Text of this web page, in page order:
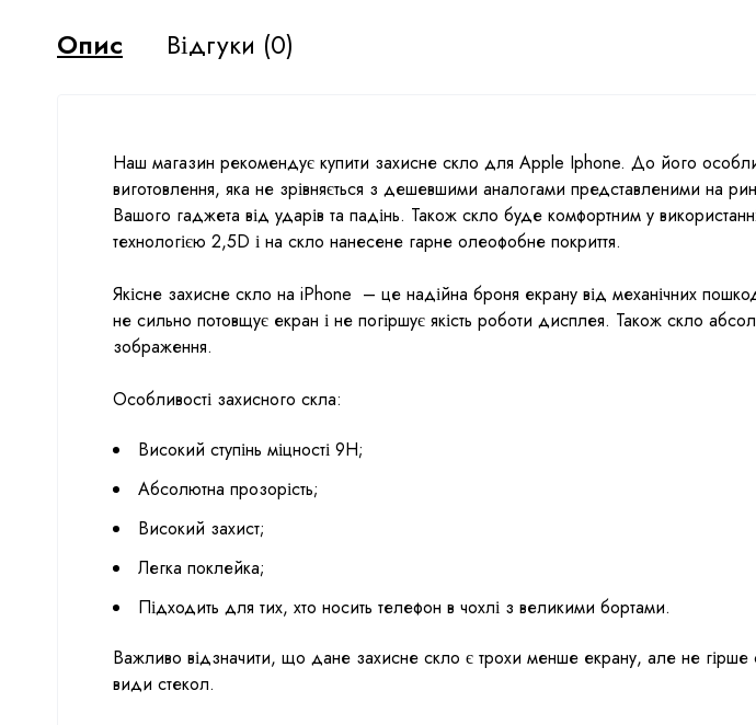
Опис Відгуки (0)
Наш магазин рекомендує купити захисне скло для Apple Iphone. До його
виготовлення, яка не зрівняється з дешевшими аналогами представленими на
Вашого гаджета від ударів та падінь. Також скло буде комфортним у
технологією 2,5D і на скло нанесене гарне олеофобне покриття.
Якісне захисне скло на iPhone – це надійна броня екрану від механічних
не сильно потовщує екран і не погіршує якість роботи дисплея. Також скло
зображення.
Особливості захисного скла:
Високий ступінь міцності 9H;
Абсолютна прозорість;
Високий захист;
Легка поклейка;
Підходить для тих, хто носить телефон в чохлі з великими бортами.
Важливо відзначити, що дане захисне скло є трохи менше екрану, але не гірше
види стекол.